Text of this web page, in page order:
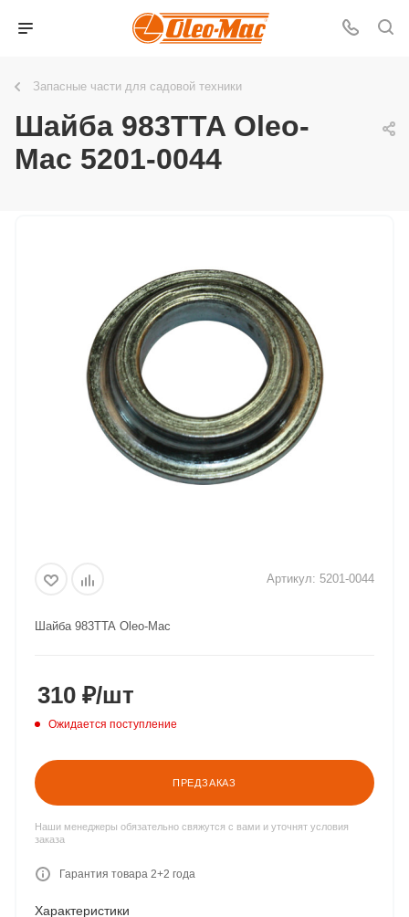
Запасные части для садовой техники
Шайба 983TTA Oleo-
Мac 5201-0044
Артикул: 5201-0044
Шайба 983TTA Oleo-Мac
310 ₽/шт
Ожидается поступление
ПРЕДЗАКАЗ
Наши менеджеры обязательно свяжутся с вами и уточнят условия
заказа
Гарантия товара 2+2 года
Характеристики